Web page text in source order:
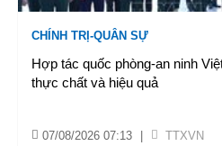
CHÍNH TRỊ-QUÂN SỰ
Hợp tác quốc phòng-an ninh
thực chất và hiệu quả
07/08/2026 07:13 TTXVN